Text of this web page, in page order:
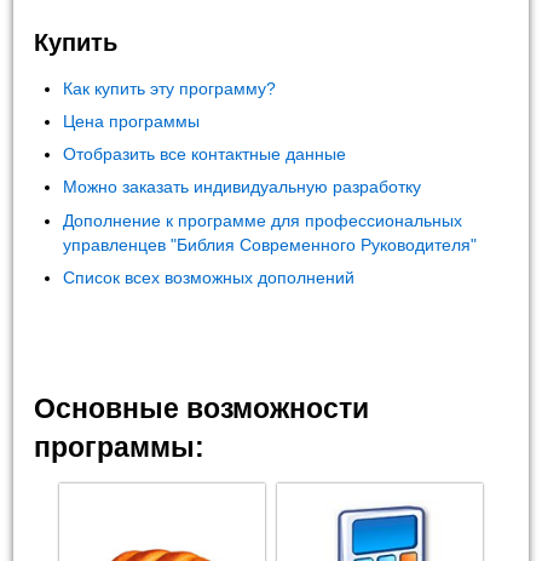
Купить
Как купить эту программу?
Цена программы
Отобразить все контактные данные
Можно заказать индивидуальную разработку
Дополнение к программе для профессиональных
управленцев "Библия Современного Руководителя"
Список всех возможных дополнений
Основные возможности
программы: